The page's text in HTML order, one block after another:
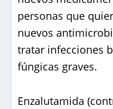
personas que
nuevos
tratar infecciones
fúngicas graves.
Enzalutamida